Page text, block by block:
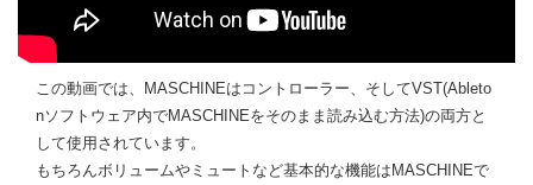
この動画では、MASCHINEはコントローラー、そしてVST(Ableto
nソフトウェア内でMASCHINEをそのまま読み込む方法)の両方と
して使用されています。
もちろんボリュームやミュートなど基本的な機能はMASCHINEで